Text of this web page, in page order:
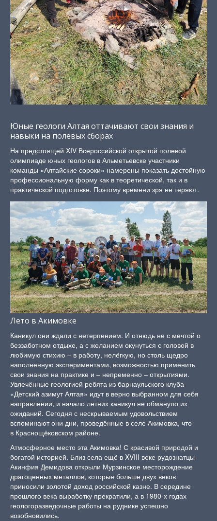
Юные геологи Алтая оттачивают свои знания и
навыки на полевых сборах
На предстоящей XIV Всероссийской открытой полевой
олимпиаде юных геологов в Альметьевске участники
команды «Алтайские сороки» намерены показать достойную
профессиональную форму как в теоретической, так и в
практической подготовке. Поэтому времени зря не теряют.
Лето в Акимовке
Каникул они ждали с нетерпением. И отнюдь не с мечтой о
беззаботном отдыхе, а с желанием окунуться с головой в
любимую стихию – в работу, нелёгкую, но столь щедро
наполненную экспериментами, возможностью применить
свои знания на практике и – непременно – открытиями.
Увлечённые геологией ребята из барнаульского клуба
«Детский азимут Алтая» идут в верно выбранном для себя
направлении, и начало летних каникул не обмануло их
ожиданий. Сегодня с нескрываемым удовольствием
вспоминают они дни, проведённые в селе Акимовка, что
в Краснощёковском районе.
Атмосферное место эта Акимовка! С красивой природой и
богатой историей. Близ села ещё в XVIII веке рудознатцы
Акинфия Демидова открыли Мурзинское месторождение
драгоценных металлов, которые больше двух веков
приносили золотой доход российской казне. В середине
прошлого века выработку прекратили, а в 1980-х годах
геологоразведочные работы на руднике успешно
возобновились.